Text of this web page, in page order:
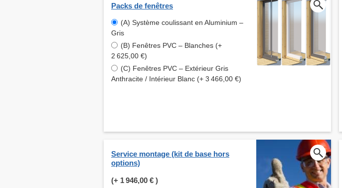
Packs de fenêtres
(A) Système coulissant en Aluminium –
Gris
(B) Fenêtres PVC – Blanches (+
2 625,00 €)
(C) Fenêtres PVC – Extérieur Gris
Anthracite / Intérieur Blanc (+ 3 466,00 €)
Service montage (kit de base hors
options)
(+ 1 946,00 € )